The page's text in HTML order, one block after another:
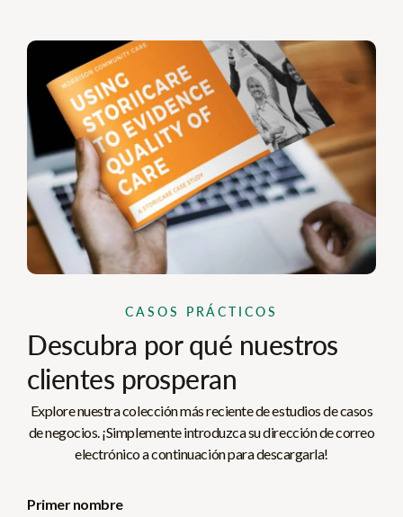
CASOS PRÁCTICOS
Descubra por qué nuestros
clientes prosperan
Explore nuestra colección más reciente de estudios de casos
de negocios. ¡Simplemente introduzca su dirección de correo
electrónico a continuación para descargarla!
Primer nombre